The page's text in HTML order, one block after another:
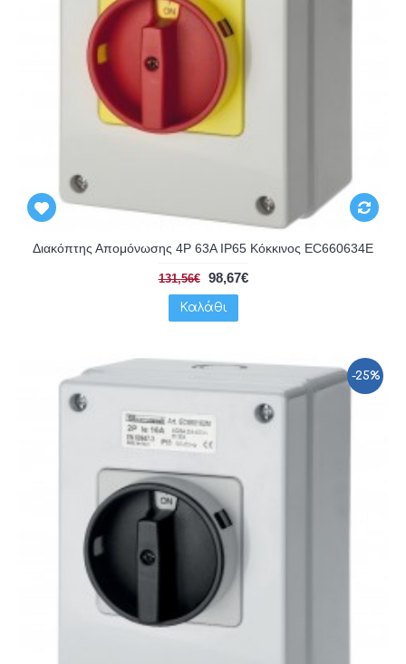
Διακόπτης Απομόνωσης 4P 63A IP65 Κόκκινος EC660634E
131,56€ 98,67€
Καλάθι
-25%